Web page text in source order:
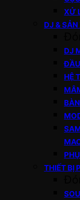
XỬ
DJ &
DJ
HỆ
THIẾT BỊ